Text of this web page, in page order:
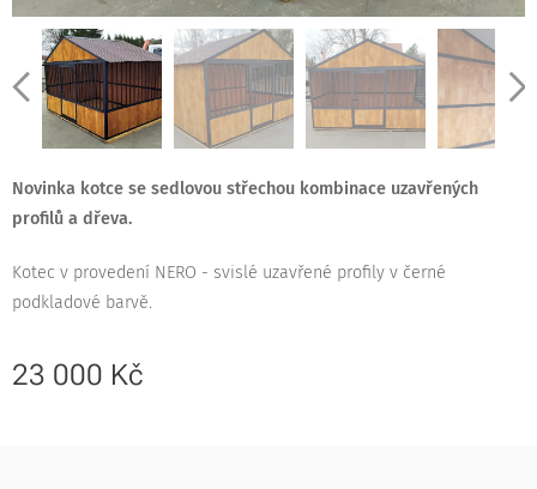
Novinka kotce se sedlovou střechou kombinace uzavřených
profilů a dřeva.
Kotec v provedení NERO - svislé uzavřené profily v černé
podkladové barvě.
23 000 Kč